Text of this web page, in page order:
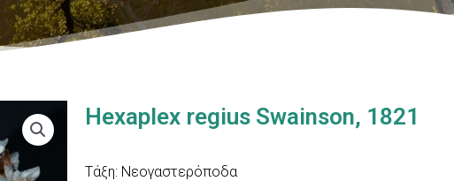
Hexaplex regius Swainson, 1821
Τάξη: Νεογαστερόποδα